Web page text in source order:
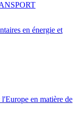
en énergie et
en matière de